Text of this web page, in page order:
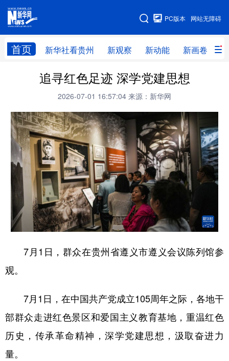
网站无障碍
PC版本
首页 新华社看贵州 新观察 新动能 新画卷
网站地图
新华社看贵州 新观察 新动能 新画卷
贵州领导 人事
专题 访谈 直播 视频
畅游贵州 数字贵州 律动贵州 健康贵州
光影贵州 部门之窗 县区直达 企业速递
融媒联播 贵阳 遵义 安顺
六盘水 毕节 铜仁 黔东南
黔南 黔西南
地方频道
浙江 安徽 福建 江西
追寻红色足迹 深学党建思想
2026-07-01 16:57:04 来源：新华网
7月1日，群众在贵州省遵义市遵义会议陈列馆参
观。
7月1日，在中国共产党成立105周年之际，各地干
部群众走进红色景区和爱国主义教育基地，重温红色
历史，传承革命精神，深学党建思想，汲取奋进力
量。